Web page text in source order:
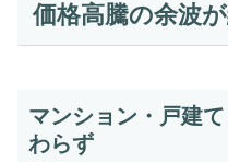
価格高騰の余波
マンション・戸建
わらず